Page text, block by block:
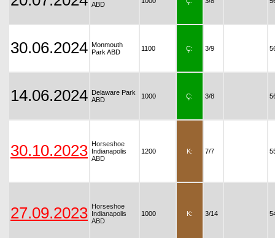
ABD
30.06.2024 Monmouth
Park ABD
1100 Ç: 3/9
14.06.2024 Delaware Park
ABD
1000 Ç: 3/8
30.10.2023 Horseshoe
Indianapolis
ABD
1200 K: 7/7
27.09.2023 Horseshoe
Indianapolis
ABD
1000 K: 3/14